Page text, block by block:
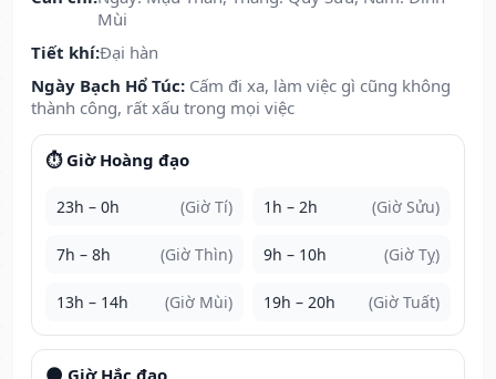
Mùi
Tiết khí:Đại hàn
Ngày Bạch Hổ Túc: Cấm đi xa, làm việc gì cũng không
thành công, rất xấu trong mọi việc
⏱️ Giờ Hoàng đạo
23h – 0h (Giờ Tí) 1h – 2h (Giờ Sửu)
7h – 8h (Giờ Thìn) 9h – 10h (Giờ Tỵ)
13h – 14h (Giờ Mùi) 19h – 20h (Giờ Tuất)